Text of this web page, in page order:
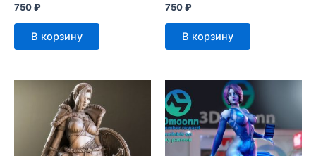
750₽
В корзину
750₽
В корзину